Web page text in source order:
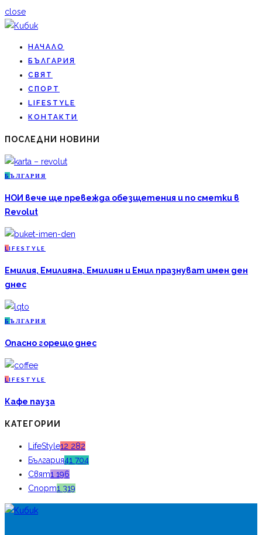
close
НАЧАЛО
БЪЛГАРИЯ
СВЯТ
СПОРТ
LIFESTYLE
КОНТАКТИ
ПОСЛЕДНИ НОВИНИ
Б ЪЛГАРИЯ
НОИ вече ще превежда обезщетения и по сметки в
Revolut
L IFESTYLE
Емилия, Емилияна, Емилиян и Емил празнуват имен ден
днес
Б ЪЛГАРИЯ
Опасно горещо днес
L IFESTYLE
Кафе пауза
КАТЕГОРИИ
LifeStyle12 282
България41 704
Свят1 196
Спорт1 319